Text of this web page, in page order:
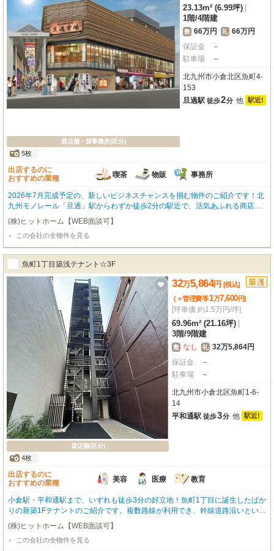
貸店舗・貸事務所(区分)
5枚
23.13m² (6.99坪)
1階/4階建
敷 66万円 礼 66万円
保証金
－
駐車場
－
北九州市小倉北区魚町4-
153
旦過駅 徒歩2分 他 駅近!
出店するのに
おすすめの業種
喫茶 物販 事務所
2026年7月完成予定の、新しいビジネスチャンスを掴む物件のご紹介です！北
九州モノレール「旦過」駅からわずか徒歩2分の駅近で、活気あふれる商店街
に面した抜群のロケーションが魅力です。約23.13㎡の広さで、1階路面店とい
う視認性の高さも嬉しいポイント。内装はスケルトンなので、お客様の思い描
く理想の店舗空間を自由にデザインしていただけます。喫茶・カフェ、小売・
物販、事務所など、幅広い業種におすすめです。周辺にはコンビニやスーパ
ー、飲食店が充実しており、集客にも期待が持てます。エレベーターやガス・
給排水設備も完備。新しい一歩を踏み出すあなたの夢を応援する、この特別な
場所で、ぜひ成功への扉を開いてみませんか？
(株)ヒットホーム【WEB面談可】
この会社の全物件を見る
魚町1丁目築浅テナント☆3F
貸店舗(区分)
4枚
32万5,864円 [税込]
(＋管理費等1万7,600円)
[坪単価 約1.5万円/坪]
69.96m² (21.16坪)
3階/9階建
敷 なし 礼 32万5,864円
保証金
－
駐車場
－
北九州市小倉北区魚町1-6-
14
平和通駅 徒歩3分 他 駅近!
出店するのに
おすすめの業種
美容 医療 教育
小倉駅・平和通駅まで、いずれも徒歩3分の好立地！魚町1丁目に誕生したばか
りの新築1Fテナントのご紹介です。複数路線が利用でき、幹線道路沿いという
視認性も兼ね備えた、集客力の高いエリア。周辺には人気の飲食店や商業施設
が立ち並び、多くの人々が行き交います。専有面積69.96㎡（約21.16坪）の
広々とした空間は、スケルトン渡しのため、お客様のこだわりを反映した店舗
(株)ヒットホーム【WEB面談可】
この会社の全物件を見る